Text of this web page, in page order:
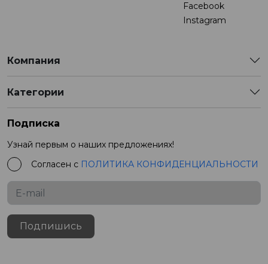
Facebook
Instagram
Компания
Категории
Подписка
Узнай первым о наших предложениях!
Согласен с ПОЛИТИКА КОНФИДЕНЦИАЛЬНОСТИ
Подпишись